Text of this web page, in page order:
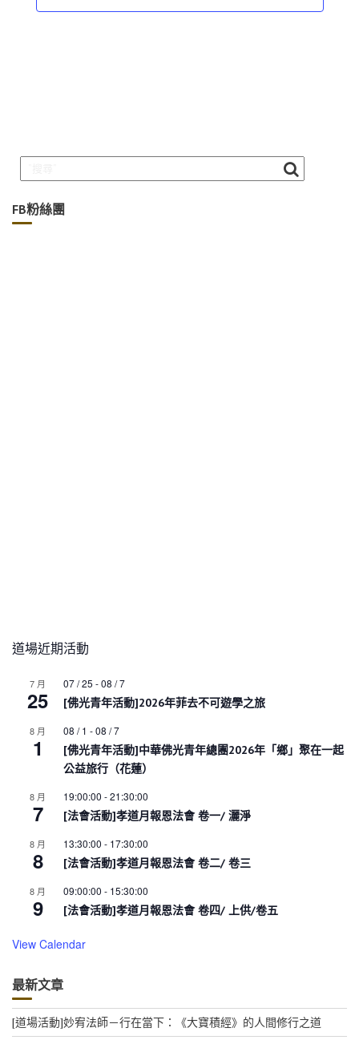
FB粉絲團
道場近期活動
7 月
25
07 / 25 -08 / 7
[佛光青年活動]2026年菲去不可遊學之旅
8 月
1
08 / 1 -08 / 7
[佛光青年活動]中華佛光青年總團2026年「鄉」聚在一起
公益旅行（花蓮）
8 月
7
19:00:00 -21:30:00
[法會活動]孝道月報恩法會 卷一/ 灑淨
8 月
8
13:30:00 - 17:30:00
[法會活動]孝道月報恩法會 卷二/ 卷三
8 月
9
09:00:00 - 15:30:00
[法會活動]孝道月報恩法會 卷四/ 上供/卷五
View Calendar
最新文章
[道場活動]妙宥法師－行在當下：《大寶積經》的人間修行之道